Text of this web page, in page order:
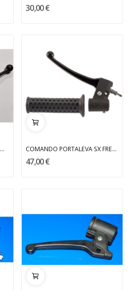
30,00 €
COMANDO FRENO DESTRO DOMINO COMANDO PORTALEVA SX FREE PIAGGIO
47,00 €